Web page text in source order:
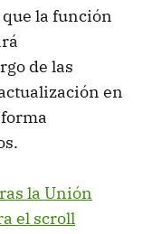
que la función
de las
en
la Unión
el scroll